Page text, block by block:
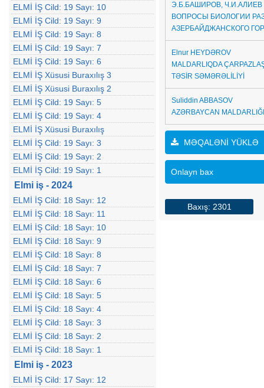
ELMİ İŞ Cild: 19 Sayı: 10
ELMİ İŞ Cild: 19 Sayı: 9
ELMİ İŞ Cild: 19 Sayı: 8
ELMİ İŞ Cild: 19 Sayı: 7
ELMİ İŞ Cild: 19 Sayı: 6
ELMİ İŞ Xüsusi Buraxılış 3
ELMİ İŞ Xüsusi Buraxılış 2
ELMİ İŞ Cild: 19 Sayı: 5
ELMİ İŞ Cild: 19 Sayı: 4
ELMİ İŞ Xüsusi Buraxılış
ELMİ İŞ Cild: 19 Sayı: 3
ELMİ İŞ Cild: 19 Sayı: 2
ELMİ İŞ Cild: 19 Sayı: 1
Elmi iş - 2024
ELMİ İŞ Cild: 18 Sayı: 12
ELMİ İŞ Cild: 18 Sayı: 11
ELMİ İŞ Cild: 18 Sayı: 10
ELMİ İŞ Cild: 18 Sayı: 9
ELMİ İŞ Cild: 18 Sayı: 8
ELMİ İŞ Cild: 18 Sayı: 7
ELMİ İŞ Cild: 18 Sayı: 6
ELMİ İŞ Cild: 18 Sayı: 5
ELMİ İŞ Cild: 18 Sayı: 4
ELMİ İŞ Cild: 18 Sayı: 3
ELMİ İŞ Cild: 18 Sayı: 2
ELMİ İŞ Cild: 18 Sayı: 1
Elmi iş - 2023
ELMİ İŞ Cild: 17 Sayı: 12
Э.Б.БАШИРОВ, Ч.И.АЛИЕВ
ВОПРОСЫ БИОЛОГИИ
АЗЕРБАЙДЖАНСКОГО
Elnur HEYDƏROV
MALDARLIQDA
TƏSİR SƏMƏRƏLİLİYİ
Suliddin ABBASOV
AZƏRBAYCAN
MƏQALƏNİ YÜKLƏ
Onlayn bax
Baxış: 2301